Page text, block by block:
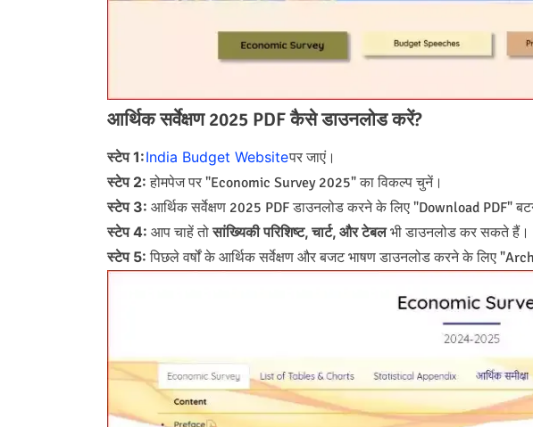
आर्थिक सर्वेक्षण 2025 PDF कैसे डाउनलोड करें?
स्टेप 1:India Budget Websiteपर जाएं।
स्टेप 2: होमपेज पर "Economic Survey 2025" का विकल्प चुनें।
स्टेप 3: आर्थिक सर्वेक्षण 2025 PDF डाउनलोड करने के लिए "Download PDF"
स्टेप 4: आप चाहें तोसांख्यिकी परिशिष्ट, चार्ट, और टेबलभी डाउनलोड कर सकते हैं।
स्टेप 5: पिछले वर्षों के आर्थिक सर्वेक्षण और बजट भाषण डाउनलोड करने के लिए